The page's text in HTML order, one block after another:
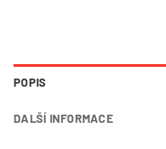
POPIS
DALŠÍ INFORMACE